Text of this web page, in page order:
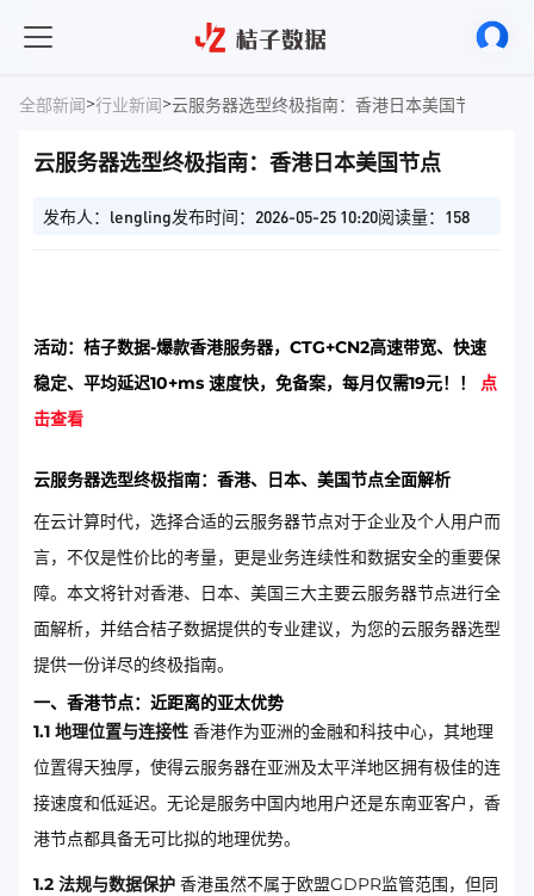
全部新闻>行业新闻>云服务器选型终极指南：香港日本美国节点
云服务器选型终极指南：香港日本美国节点
发布人：lengling发布时间：2026-05-25 10:20阅读量：158
活动：桔子数据-爆款香港服务器，CTG+CN2高速带宽、快速
稳定、平均延迟10+ms 速度快，免备案，每月仅需19元！！ 点
击查看
云服务器选型终极指南：香港、日本、美国节点全面解析
在云计算时代，选择合适的云服务器节点对于企业及个人用户而
言，不仅是性价比的考量，更是业务连续性和数据安全的重要保
障。本文将针对香港、日本、美国三大主要云服务器节点进行全
面解析，并结合桔子数据提供的专业建议，为您的云服务器选型
提供一份详尽的终极指南。
一、香港节点：近距离的亚太优势
1.1 地理位置与连接性 香港作为亚洲的金融和科技中心，其地理
位置得天独厚，使得云服务器在亚洲及太平洋地区拥有极佳的连
接速度和低延迟。无论是服务中国内地用户还是东南亚客户，香
港节点都具备无可比拟的地理优势。
1.2 法规与数据保护 香港虽然不属于欧盟GDPR监管范围，但同